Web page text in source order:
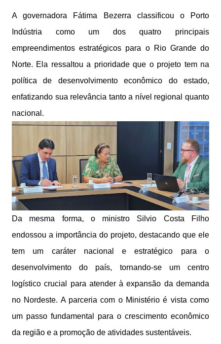
A governadora Fátima Bezerra classificou o Porto
Indústria como um dos quatro principais
empreendimentos estratégicos para o Rio Grande do
Norte. Ela ressaltou a prioridade que o projeto tem na
política de desenvolvimento econômico do estado,
enfatizando sua relevância tanto a nível regional quanto
nacional.
Da mesma forma, o ministro Silvio Costa Filho
endossou a importância do projeto, destacando que ele
tem um caráter nacional e estratégico para o
desenvolvimento do país, tornando-se um centro
logístico crucial para atender à expansão da demanda
no Nordeste. A parceria com o Ministério é vista como
um passo fundamental para o crescimento econômico
da região e a promoção de atividades sustentáveis.